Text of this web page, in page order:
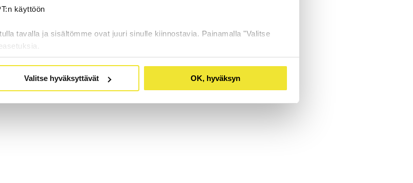
käyttöön
tavalla ja sisältömme ovat juuri sinulle kiinnostavia. Painamalla "Valitse
Valitse hyväksyttävät OK, hyväksyn